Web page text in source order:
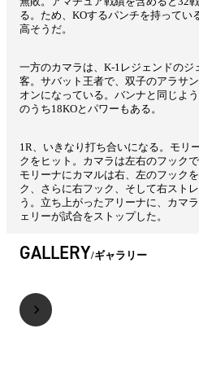
る。ため、KOするパンチを持ってい
高そうだ。
一方のカマラは、K-1レジェンドのジ
客。サバット王者で、双子のアラサ
オンになっている。バンナと同じよ
のうち18KOとパワーもある。
1R、いきなり打ち合いになる。モリ
クをヒット。カマラは左右のフック
モリーナにカマルは右、左のフック
ク、さらに右フック、そして右スト
う。立ち上がったアリーナに、カマ
ェリーが試合をストップした。
GALLERY ギャラリー